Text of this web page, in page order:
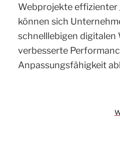
Webprojekte effizienter
können sich
schnelllebigen digitalen
verbesserte
Anpassungsfähigkeit